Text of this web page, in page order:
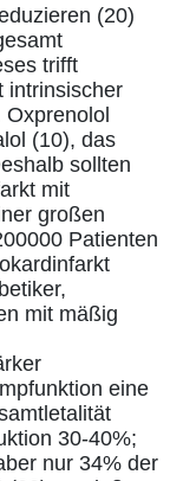
(20)
trifft
intrinsischer
Oxprenolol
(10), das
sollten
mit
großen
Patienten
mit mäßig
eine
30-40%;
nur 34% der